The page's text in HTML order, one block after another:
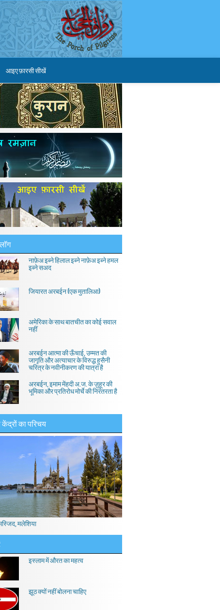
आइए फ़ारसी सीखें
नाफ़ेअ इब्ने हिलाल इब्ने नाफ़ेअ इब्ने हमल
इब्ने सअद
जियारत अरबईन (एक मुतालिआ)
अमेरिका के साथ बातचीत का कोई सवाल
नहीं
अरबईन आत्मा की ऊँचाई, उम्मत की
जागृति और अत्याचार के विरुद्ध हुसैनी
चरित्र के नवीनीकरण की यात्रा है
अरबईन, इमाम मेंहदी अ.ज. के ज़ुहूर की
भूमिका और प्रतिरोध मोर्चे की निरंतरता है
केंद्रों का परिचय
मलेशिया
इस्लाम में औरत का महत्व
झूठ क्यों नहीं बोलना चाहिए